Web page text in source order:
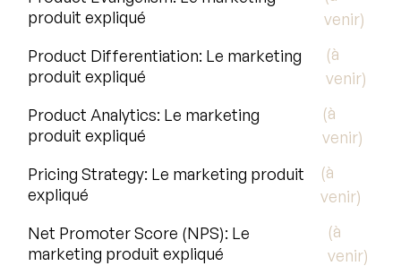
produit expliqué
venir)
Product Differentiation: Le marketing
produit expliqué
(à
venir)
Product Analytics: Le marketing
produit expliqué
(à
venir)
Pricing Strategy: Le marketing produit
expliqué
(à
venir)
Net Promoter Score (NPS): Le
marketing produit expliqué
(à
venir)